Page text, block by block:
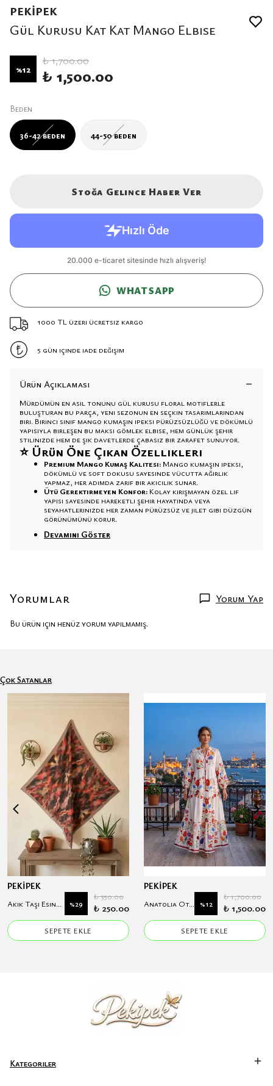
PEKİPEK
Gül Kurusu Kat Kat Mango Elbise
%12
₺ 1,700.00
₺ 1,500.00
Beden
36-42 beden 44-50 beden
Stoğa Gelince Haber Ver
WHATSAPP
1000 TL üzeri ücretsiz kargo
5 gün içinde iade değişim
Ürün Açıklaması
Mürdümün en asil tonunu gül kurusu floral motiflerle
buluşturan bu parça, yeni sezonun en seçkin tasarımlarından
biri. Birinci sınıf mango kumaşın ipeksi pürüzsüzlüğü ve dökümlü
yapısıyla birleşen bu maksi gömlek elbise, hem günlük şehir
stilinizde hem de şık davetlerde çabasız bir zarafet sunuyor.
⭐ Ürün Öne Çıkan Özellikleri
Premium Mango Kumaş Kalitesi: Mango kumaşın ipeksi,
dökümlü ve soft dokusu sayesinde vücutta ağırlık
yapmaz, her adımda zarif bir akıcılık sunar.
Ütü Gerektirmeyen Konfor: Kolay kırışmayan özel lif
yapısı sayesinde hareketli şehir hayatında veya
seyahatlerinizde her zaman pürüzsüz ve jilet gibi düzgün
görünümünü korur.
Devamını Göster
Yorumlar Yorum Yap
Bu ürün için henüz yorum yapılmamış.
Çok Satanlar
PEKİPEK
%29
₺ 350.00
₺ 250.00
SEPETE EKLE
PEKİPEK
Anatolia Otantik Çiçek Desenli Hakim Yaka Modal Elbise %12
₺ 1,700.00
₺ 1,500.00
SEPETE EKLE
Kategoriler